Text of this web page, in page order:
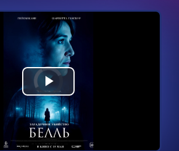
Видеоплеер
Воспроизвести
видео